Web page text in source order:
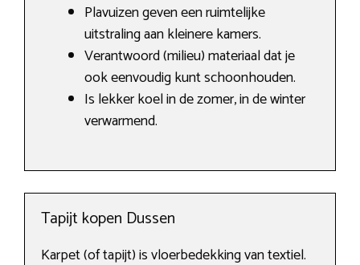
Plavuizen geven een ruimtelijke
uitstraling aan kleinere kamers.
Verantwoord (milieu) materiaal dat je
ook eenvoudig kunt schoonhouden.
Is lekker koel in de zomer, in de winter
verwarmend.
Tapijt kopen Dussen
Karpet (of tapijt) is vloerbedekking van textiel.